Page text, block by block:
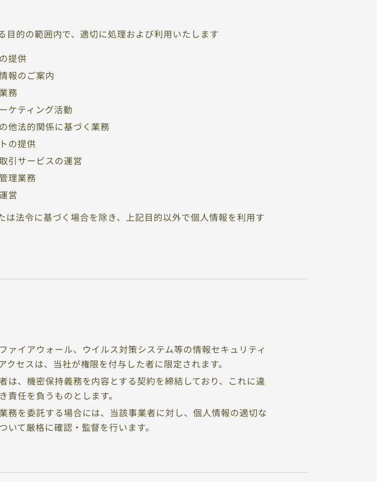
目的の範囲内で、適切に処理および利用いたします
提供
報のご案内
務
ケティング活動
他法的関係に基づく業務
の提供
引サービスの運営
理業務
営
は法令に基づく場合を除き、上記目的以外で個人情報を利用す
ァイアウォール、ウイルス対策システム等の情報セキュリティ
セスは、当社が権限を付与した者に限定されます。
は、機密保持義務を内容とする契約を締結しており、これに違
責任を負うものとします。
務を委託する場合には、当該事業者に対し、個人情報の適切な
て厳格に確認・監督を行います。